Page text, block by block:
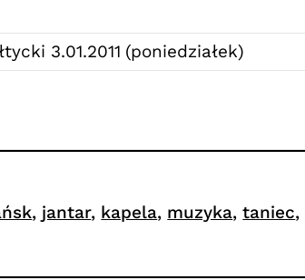
3.01.2011 (poniedziałek)
, jantar, kapela, muzyka, taniec,